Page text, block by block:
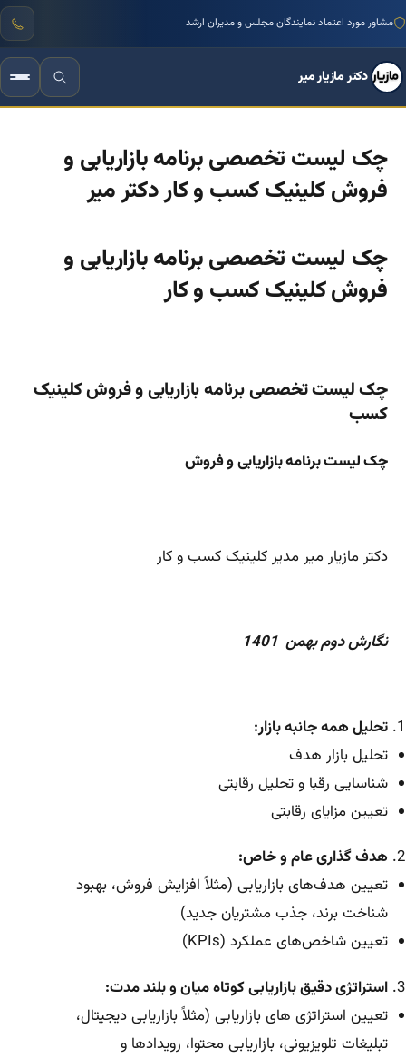
منتور بیش از ۱۰۰۰ کسب‌وکار ایرانی
دکتر مازیار میر
چک لیست تخصصی برنامه بازاریابی و
فروش کلینیک کسب و کار دکتر میر
چک لیست تخصصی برنامه بازاریابی و
فروش کلینیک کسب و کار
چک لیست تخصصی برنامه بازاریابی و فروش کلینیک
کسب
چک لیست برنامه بازاریابی و فروش
دکتر مازیار میر مدیر کلینیک کسب و کار
نگارش دوم بهمن 1401
تحلیل همه جانبه بازار:
تحلیل بازار هدف
شناسایی رقبا و تحلیل رقابتی
تعیین مزایای رقابتی
هدف گذاری عام و خاص:
تعیین هدف‌های بازاریابی (مثلاً افزایش فروش، بهبود
شناخت برند، جذب مشتریان جدید)
تعیین شاخص‌های عملکرد (KPIs)
استراتژی دقیق بازاریابی کوتاه میان و بلند مدت:
تعیین استراتژی های بازاریابی (مثلاً بازاریابی دیجیتال،
تبلیغات تلویزیونی، بازاریابی محتوا، رویدادها و